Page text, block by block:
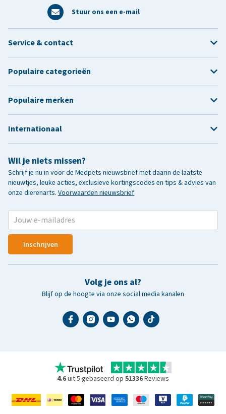
Stuur ons een e-mail
Wil je niets missen?
Schrijf je nu in voor de Medpets nieuwsbrief met daarin de laatste
nieuwtjes, leuke acties, exclusieve kortingscodes en tips & advies van
onze dierenarts. Voorwaarden nieuwsbrief
Inschrijven
Volg je ons al?
Blijf op de hoogte via onze social media kanalen
Service & contact
Populaire categorieën
Populaire merken
Internationaal
4.6uit 5 gebaseerd op 51336Reviews